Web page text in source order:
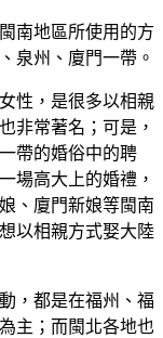
南地區所使用的方
泉州、廈門一帶。
性，是很多以相親
非常著名；可是，
帶的婚俗中的聘
場高大上的婚禮，
、廈門新娘等閩南
以相親方式娶大陸
，都是在福州、福
主；而閩北各地也